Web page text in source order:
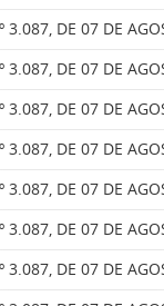
3.087, DE 07 DE
3.087, DE 07 DE
3.087, DE 07 DE
3.087, DE 07 DE
3.087, DE 07 DE
3.087, DE 07 DE
3.087, DE 07 DE